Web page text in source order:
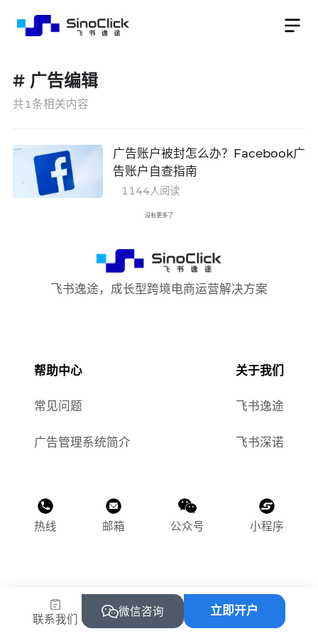
# 广告编辑
共1条相关内容
广告账户被封怎么办？Facebook广
告账户自查指南
1144人阅读
没有更多了
飞书逸途，成长型跨境电商运营解决方案
帮助中心 关于我们
常见问题 飞书逸途
广告管理系统简介 飞书深诺
热线 邮箱 公众号 小程序
©2015-2025 飞书逸途（上海）网络科技有限公司
沪ICP备2023011118号-1
沪公网安备 31010502004469
联系我们
微信咨询 立即开户